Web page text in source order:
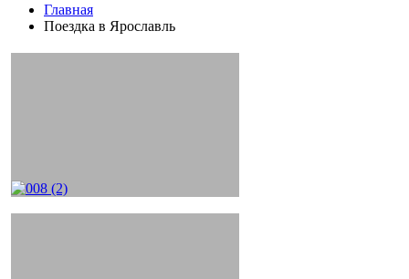
Главная
Поездка в Ярославль